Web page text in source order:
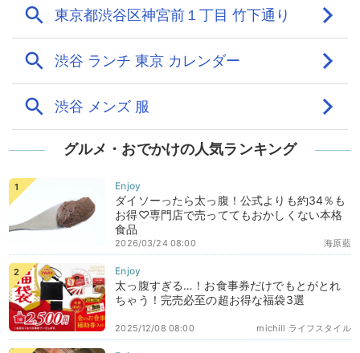
グルメ・おでかけの人気ランキング
ダイソーったら太っ腹！公式よりも約34％も
お得♡専門店で売っててもおかしくない本格
食品
海原藍
2026/03/24 08:00
太っ腹すぎる…！お食事券だけでもとがとれ
ちゃう！完売必至の超お得な福袋3選
michill ライフスタイル
2025/12/08 08:00